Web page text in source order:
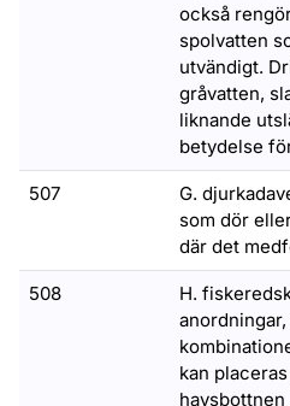
också
spolvatten
utvändigt.
gråvatten,
liknande
betydelse
507
G.
som dör
där det
508
H.
kan